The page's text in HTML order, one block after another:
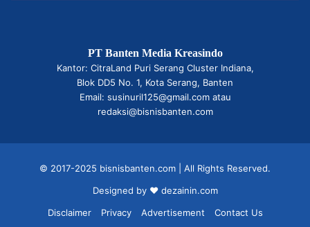
PT Banten Media Kreasindo
Kantor: CitraLand Puri Serang Cluster Indiana,
Blok DD5 No. 1, Kota Serang, Banten
Email: susinuril125@gmail.com atau
redaksi@bisnisbanten.com
© 2017-2025 bisnisbanten.com | All Rights Reserved.
Designed by ❤ dezainin.com
Disclaimer
Privacy Advertisement Contact Us